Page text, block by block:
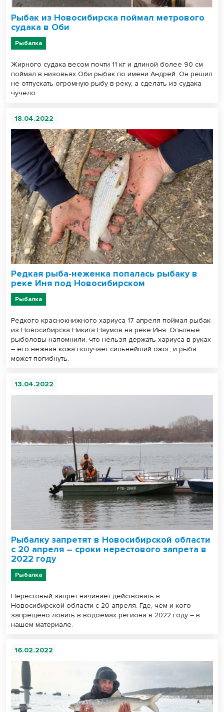
Рыбак из Новосибирска поймал метрового
судака в Оби
Рыбалка
Жирного судака весом почти 11 кг и длиной более 90 см
поймал в низовьях Оби рыбак по имени Андрей. Он решил
не отпускать огромную рыбу в реку, а сделать из судака
чучело.
18.04.2022
Редкая рыба-неженка попалась рыбаку в
реке Иня под Новосибирском
Рыбалка
Редкого краснокнижного хариуса 17 апреля поймал рыбак
из Новосибирска Никита Наумов на реке Иня. Опытные
рыболовы напомнили, что нельзя держать хариуса в руках
– его нежная кожа получает сильнейший ожог, и рыба
может погибнуть.
13.04.2022
Рыбалку запретят в Новосибирской области
с 20 апреля – сроки нерестового запрета в
2022 году
Рыбалка
Нерестовый запрет начинает действовать в
Новосибирской области с 20 апреля. Где, чем и кого
запрещено ловить в водоемах региона в 2022 году – в
нашем материале.
16.02.2022